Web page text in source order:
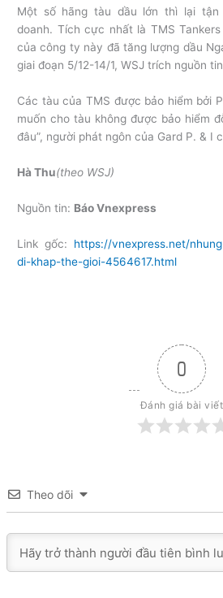
Một số hãng tàu dầu lớn thì lại tận
doanh. Tích cực nhất là TMS
của công ty này đã tăng lượng dầu
giai đoạn 5/12-14/1, WSJ trích nguồn
Các tàu của TMS được bảo hiểm bởi
muốn cho tàu không được bảo hiểm
đâu”, người phát ngôn của Gard P. & I
Hà Thu(theo WSJ)
Nguồn tin: Báo Vnexpress
Link gốc: https://vnexpress.net/
di-khap-the-gioi-4564617.html
0
Đánh giá bài viết
Theo dõi